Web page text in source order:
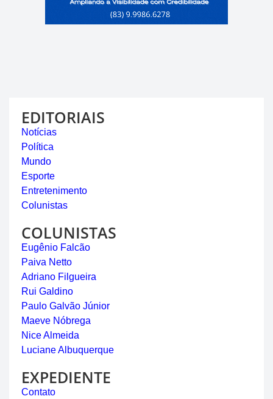
EDITORIAIS
Notícias
Política
Mundo
Esporte
Entretenimento
Colunistas
COLUNISTAS
Eugênio Falcão
Paiva Netto
Adriano Filgueira
Rui Galdino
Paulo Galvão Júnior
Maeve Nóbrega
Nice Almeida
Luciane Albuquerque
EXPEDIENTE
Contato